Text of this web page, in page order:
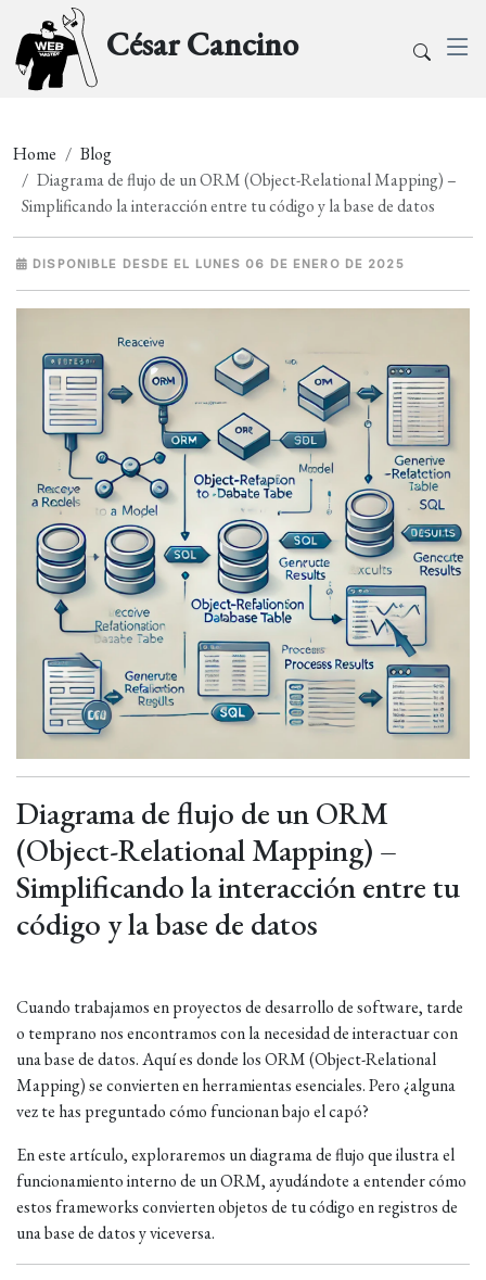
César Cancino
Home
Blog
Diagrama de flujo de un ORM (Object-Relational Mapping) –
Simplificando la interacción entre tu código y la base de datos
DISPONIBLE DESDE EL LUNES 06 DE ENERO DE 2025
Diagrama de flujo de un ORM
(Object-Relational Mapping) –
Simplificando la interacción entre tu
código y la base de datos
Cuando trabajamos en proyectos de desarrollo de software, tarde
o temprano nos encontramos con la necesidad de interactuar con
una base de datos. Aquí es donde los ORM (Object-Relational
Mapping) se convierten en herramientas esenciales. Pero ¿alguna
vez te has preguntado cómo funcionan bajo el capó?
En este artículo, exploraremos un diagrama de flujo que ilustra el
funcionamiento interno de un ORM, ayudándote a entender cómo
estos frameworks convierten objetos de tu código en registros de
una base de datos y viceversa.